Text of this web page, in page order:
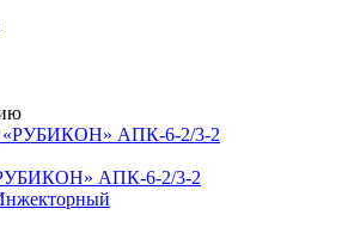
АПК-6-2/3-2